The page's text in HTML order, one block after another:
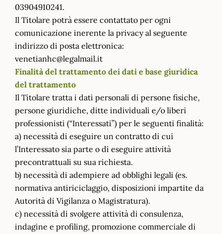
03904910241.
Il Titolare potrà essere contattato per ogni
comunicazione inerente la privacy al seguente
indirizzo di posta elettronica:
venetianhc@legalmail.it
Finalità del trattamento dei dati e base giuridica
del trattamento
Il Titolare tratta i dati personali di persone fisiche,
persone giuridiche, ditte individuali e/o liberi
professionisti (“Interessati”) per le seguenti finalità:
a) necessità di eseguire un contratto di cui
l’Interessato sia parte o di eseguire attività
precontrattuali su sua richiesta.
b) necessità di adempiere ad obblighi legali (es.
normativa antiriciclaggio, disposizioni impartite da
Autorità di Vigilanza o Magistratura).
c) necessità di svolgere attività di consulenza,
indagine e profiling, promozione commerciale di